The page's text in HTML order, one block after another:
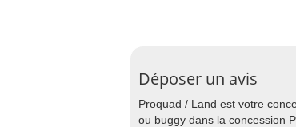
Déposer un avis
Proquad / Land est votre
ou buggy dans la concession